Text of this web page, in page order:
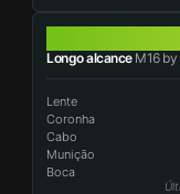
Longo alcanceM16 by
Lente
Coronha
Cabo
Munição
Boca